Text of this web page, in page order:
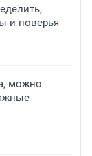
и поверья
можно